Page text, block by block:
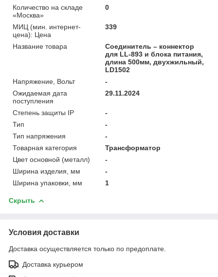
Количество на складе
«Москва»
0
МИЦ (мин. интернет-
цена): Цена
339
Название товара
Соединитель – коннектор
для LL-893 и блока питания,
длина 500мм, двухжильный,
LD1502
Напряжение, Вольт
-
Ожидаемая дата
поступления
29.11.2024
Степень защиты IP
-
Тип
-
Тип напряжения
-
Товарная категория
Трансформатор
Цвет основной (металл)
-
Ширина изделия, мм
-
Ширина упаковки, мм
1
Скрыть
Условия доставки
Доставка осуществляется только по предоплате.
Доставка курьером